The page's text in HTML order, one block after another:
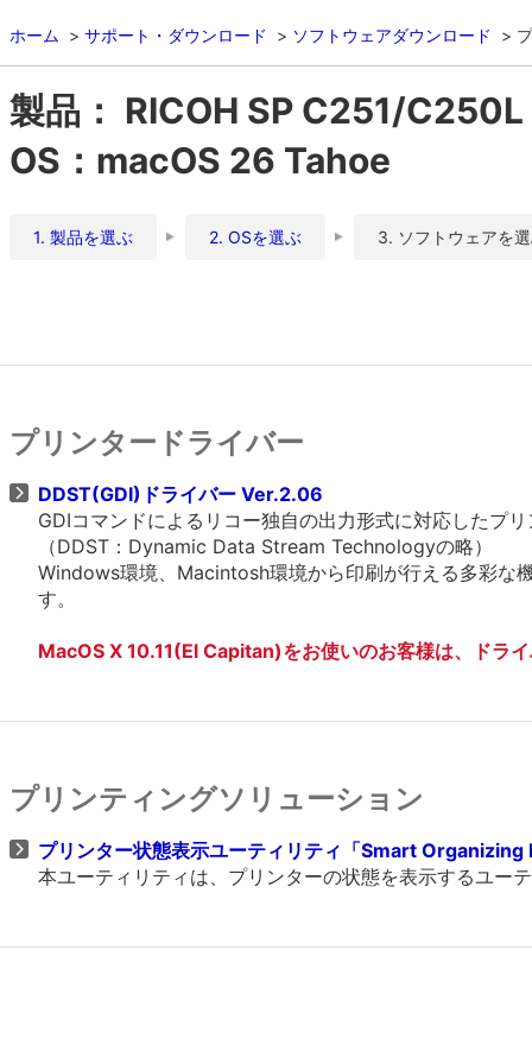
ホーム サポート・ダウンロード ソフトウェアダウンロード
製品： RICOH SP C251/C250L
OS：macOS 26 Tahoe
1. 製品を選ぶ 2. OSを選ぶ 3. ソフトウェアを
プリンタードライバー
DDST(GDI)ドライバー Ver.2.06
GDIコマンドによるリコー独自の出力形式に対応したプ
（DDST：Dynamic Data Stream Technologyの略）
Windows環境、Macintosh環境から印刷が行える多彩な
す。
MacOS X 10.11(El Capitan)をお使いのお客様は、ドラ
プリンティングソリューション
プリンター状態表示ユーティリティ「Smart
本ユーティリティは、プリンターの状態を表示するユー